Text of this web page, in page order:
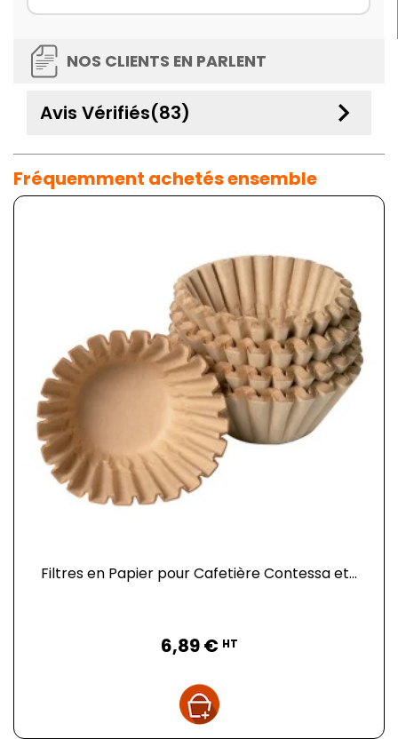
NOS CLIENTS EN PARLENT
Avis Vérifiés(83) keyboard_arrow_down
Fréquemment achetés ensemble
Filtres en Papier pour Cafetière Contessa et...
6,89 € HT